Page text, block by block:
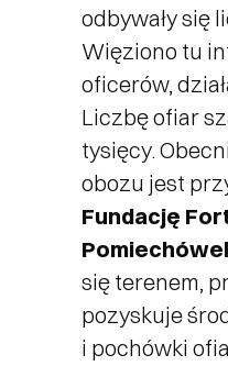
odbywały się
Więziono tu
oficerów,
Liczbę ofiar
tysięcy.
obozu jest
Fundację
się terenem,
pozyskuje
i pochówki